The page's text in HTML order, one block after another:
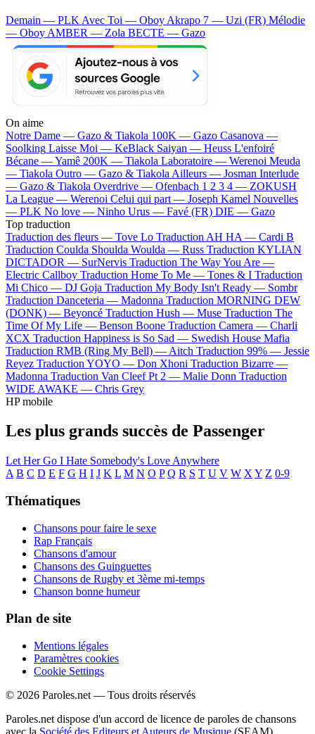
Demain — PLK Avec Toi — Oboy Akrapo 7 — Uzi (FR) Mélodie
— Oboy AMBER — Zola BECTE — Gazo
On aime
Notre Dame — Gazo & Tiakola 100K — Gazo Casanova —
Soolking Laisse Moi — KeBlack Saiyan — Heuss L'enfoiré
Bécane —Yamê 200K — Tiakola Laboratoire — Werenoi Meuda
— Tiakola Outro — Gazo & Tiakola Ailleurs — Josman Interlude
— Gazo & Tiakola Overdrive — Ofenbach 1 2 3 4 — ZOKUSH
La League — Werenoi Celui qui part — Joseph Kamel Nouvelles
— PLK No love — Ninho Urus — Favé (FR) DIE — Gazo
Top traduction
Traduction des fleurs — Tove Lo Traduction AH HA — Cardi B
Traduction Coulda Shoulda Woulda — Russ Traduction KYLIAN
DICTADOR — SurNervis Traduction The Way You Are —
Electric Callboy Traduction Home To Me — Tones & I Traduction
Mi Chico — DJ Goja Traduction My Body Isn't Ready — Sombr
Traduction Danceteria — Madonna Traduction MORNING DEW
(DONK) — Beyoncé Traduction Hush — Muse Traduction The
Time Of My Life — Benson Boone Traduction Camera — Charli
XCX Traduction Happiness is So Sad — Swedish House Mafia
Traduction RMB (Ring My Bell) — Aitch Traduction 99% — Jessie
Reyez Traduction YOYO — Don Xhoni Traduction Bizarre —
Madonna Traduction Van Cleef Pt 2 — Malie Donn Traduction
WIDE AWAKE — Chris Grey
HP mobile
Les plus grands succès de Passenger
Let Her Go I Hate Somebody's Love Anywhere
A B C D E F G H I J K L M N O P Q R S T U V W X Y Z 0-9
Thématiques
Chansons pour faire le sexe
Rap Français
Chansons d'amour
Chansons des Guinguettes
Chansons de Rugby et 3ème mi-temps
Chanson bonne humeur
Plan de site
Mentions légales
Paramètres cookies
Cookie Settings
© 2026 Paroles.net — Tous droits réservés
Paroles.net dispose d'un accord de licence de paroles de chansons